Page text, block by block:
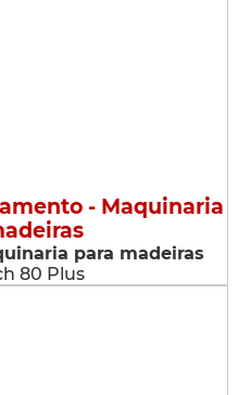
- Maquinaria
para madeiras
80 Plus